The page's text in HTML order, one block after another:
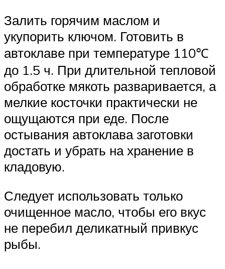
Залить горячим маслом и
укупорить ключом. Готовить в
автоклаве при температуре 110℃
до 1.5 ч. При длительной тепловой
обработке мякоть разваривается, а
мелкие косточки практически не
ощущаются при еде. После
остывания автоклава заготовки
достать и убрать на хранение в
кладовую.
Следует использовать только
очищенное масло, чтобы его вкус
не перебил деликатный привкус
рыбы.